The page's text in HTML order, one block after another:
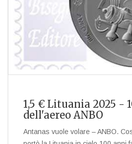
1,5 € Lituania 2025 -
dell'aereo ANBO
Antanas vuole volare – ANBO.